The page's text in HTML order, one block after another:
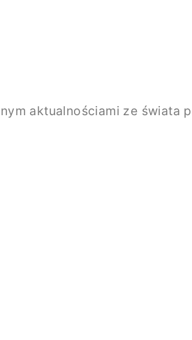
aktualnościami ze świata